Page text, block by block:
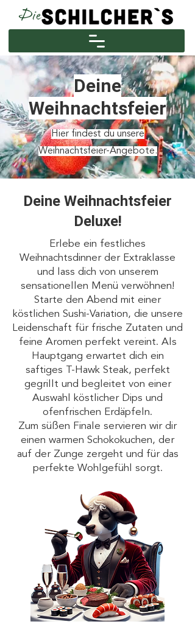
Deine
Weihnachtsfeier
Hier findest du unsere
Weihnachtsfeier-Angebote.
Deine Weihnachtsfeier
Deluxe!
Erlebe ein festliches
Weihnachtsdinner der Extraklasse
und lass dich von unserem
sensationellen Menü verwöhnen!
Starte den Abend mit einer
köstlichen Sushi-Variation, die unsere
Leidenschaft für frische Zutaten und
feine Aromen perfekt vereint. Als
Hauptgang erwartet dich ein
saftiges T-Hawk Steak, perfekt
gegrillt und begleitet von einer
Auswahl köstlicher Dips und
ofenfrischen Erdäpfeln.
Zum süßen Finale servieren wir dir
einen warmen Schokokuchen, der
auf der Zunge zergeht und für das
perfekte Wohlgefühl sorgt.